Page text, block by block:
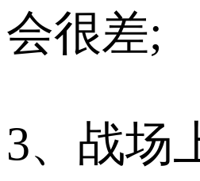
会很差;
3、战场